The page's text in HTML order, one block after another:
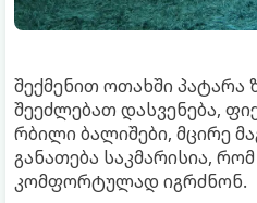
შექმენით ოთახში პატარა
შეეძლებათ დასვენება,
რბილი ბალიშები, მცირე
განათება საკმარისია, რომ
კომფორტულად იგრძნონ.